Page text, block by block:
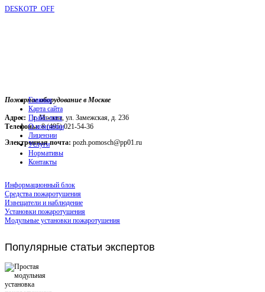
DESKOTP_OFF
Пожарное оборудование в Москве
Адрес: г. Москва, ул. Замежская, д. 236
Телефоны:8 (495) 021-54-36
Электронная почта: pozh.pomosch@pp01.ru
Главная
Карта сайта
Прайс-лист
О компании
Лицензии
Услуги
Нормативы
Контакты
Информационный блок
Средства пожаротушения
Извещатели и наблюдение
Установки пожаротушения
Модульные установки пожаротушения
Популярные статьи экспертов